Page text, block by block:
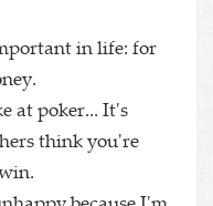
in life: for
at poker... It's
think you're